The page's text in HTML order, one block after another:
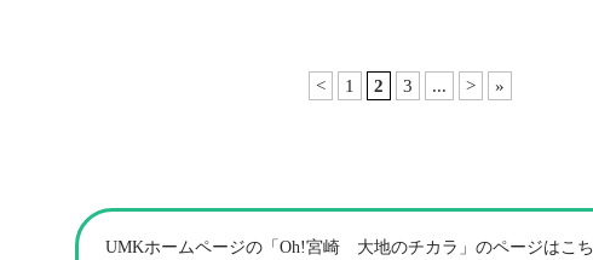
< 1 2 3 ... > »
UMKホームページの「Oh!宮崎 大地のチカラ」のページはこち